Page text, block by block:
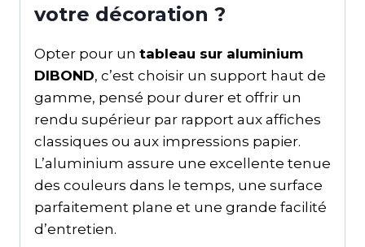
votre décoration ?
Opter pour un tableau sur aluminium
DIBOND, c’est choisir un support haut de
gamme, pensé pour durer et offrir un
rendu supérieur par rapport aux affiches
classiques ou aux impressions papier.
L’aluminium assure une excellente tenue
des couleurs dans le temps, une surface
parfaitement plane et une grande facilité
d’entretien.